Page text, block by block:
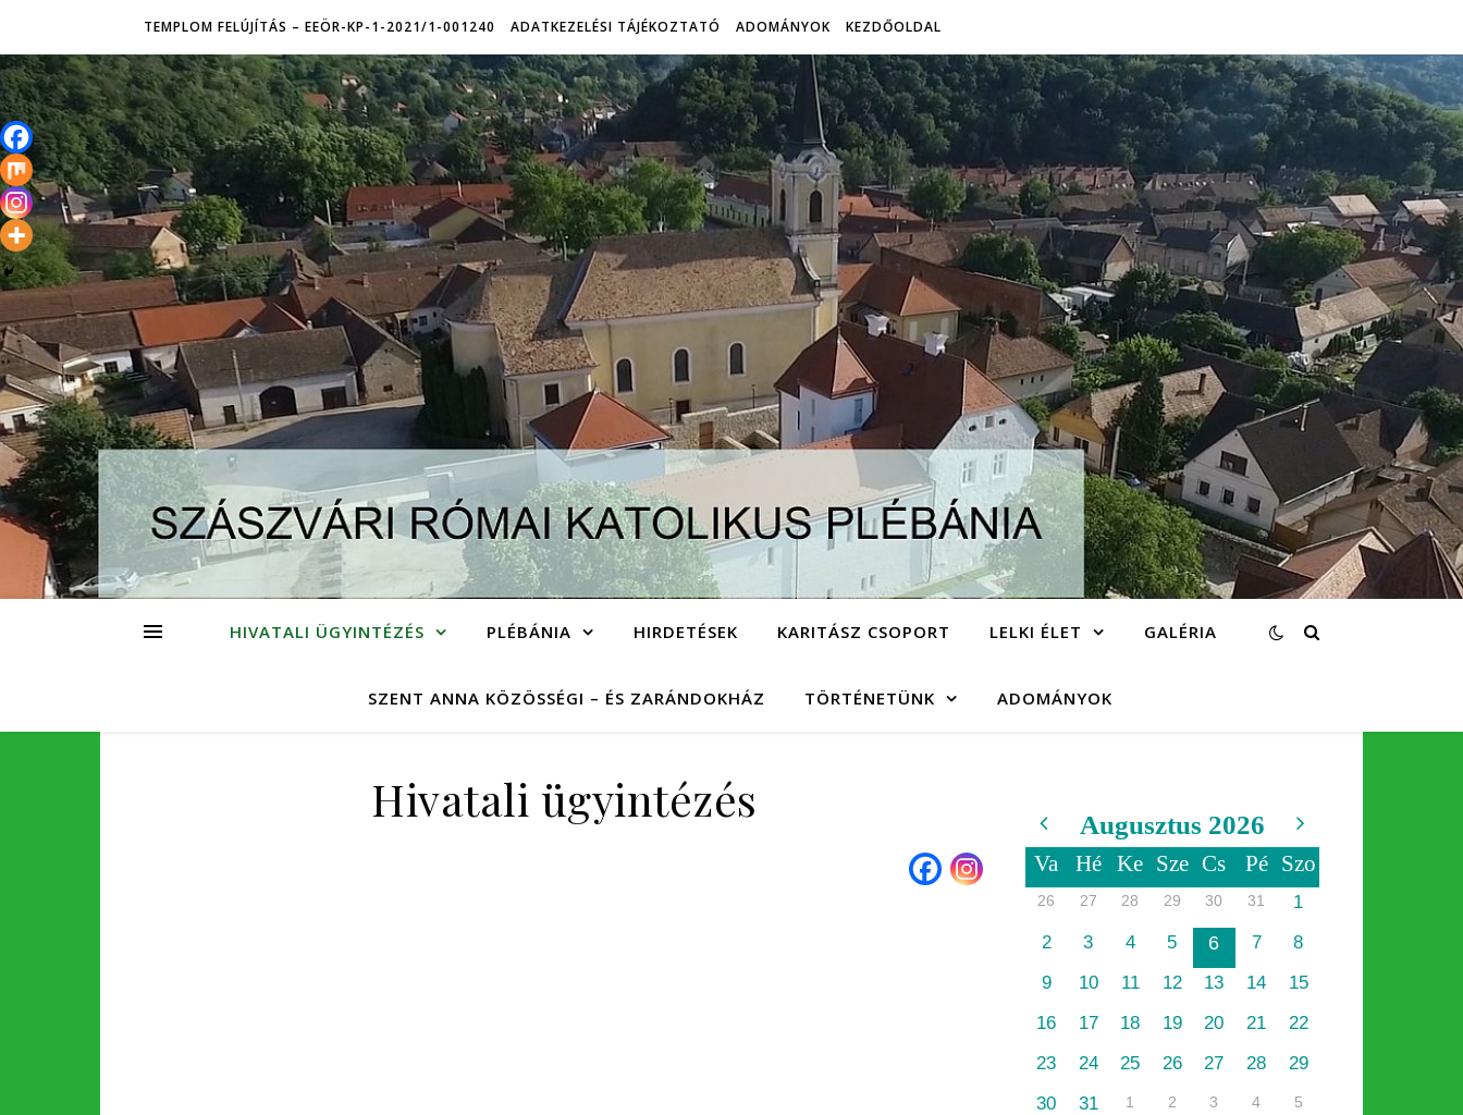
TEMPLOM FELÚJÍTÁS – EEÖR-KP-1-2021/1-001240 ADATKEZELÉSI TÁJÉKOZTATÓ ADOMÁNYOK KEZDŐOLDAL
HIVATALI ÜGYINTÉZÉS PLÉBÁNIA HIRDETÉSEK KARITÁSZ CSOPORT LELKI ÉLET GALÉRIA
SZENT ANNA KÖZÖSSÉGI – ÉS ZARÁNDOKHÁZ TÖRTÉNETÜNK ADOMÁNYOK
Hivatali ügyintézés Augusztus 2026
Va Hé Ke Sze Cs Pé Szo
26 27 28 29 30 31
1
2
3 4 5 6 7
8
9
10 11 12 13 14
15
16
17 18 19 20 21
22
23
24 25 26 27 28
29
30
31 1 2 3 4 5